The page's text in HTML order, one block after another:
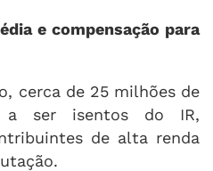
e compensação para
cerca de 25 milhões de
a ser isentos do IR,
de alta renda